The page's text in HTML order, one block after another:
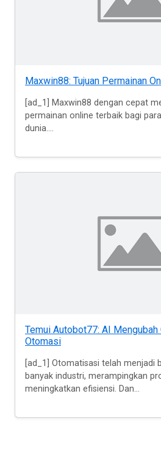
Maxwin88: Tujuan Permainan
[ad_1] Maxwin88 dengan cepat
permainan online terbaik bagi
dunia....
Temui Autobot77: AI Mengubah
Otomasi
[ad_1] Otomatisasi telah menjadi
banyak industri, merampingkan
meningkatkan efisiensi. Dan...